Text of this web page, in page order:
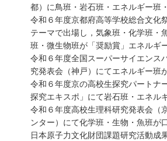
都）に鳥班・岩石班・エネルギー班
令和６年度京都府高等学校総合文化
テーマで出場し，気象班・化学班・
班・微生物班が「奨励賞」エネルギ
令和６年度全国スーパーサイエンス
究発表会（神戸）にてエネルギー班
令和６年度京の高校生探究パートナ
探究エキスポ」にて岩石班・エネル
令和６年度高校生理科研究発表会（
ンター）にて化学班・生物・魚班が
日本原子力文化財団課題研究活動成